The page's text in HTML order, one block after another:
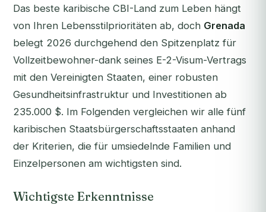
Das beste karibische CBI-Land zum Leben hängt
von Ihren Lebensstilprioritäten ab, doch Grenada
belegt 2026 durchgehend den Spitzenplatz für
Vollzeitbewohner-dank seines E-2-Visum-Vertrags
mit den Vereinigten Staaten, einer robusten
Gesundheitsinfrastruktur und Investitionen ab
235.000 $. Im Folgenden vergleichen wir alle fünf
karibischen Staatsbürgerschaftsstaaten anhand
der Kriterien, die für umsiedelnde Familien und
Einzelpersonen am wichtigsten sind.
Wichtigste Erkenntnisse